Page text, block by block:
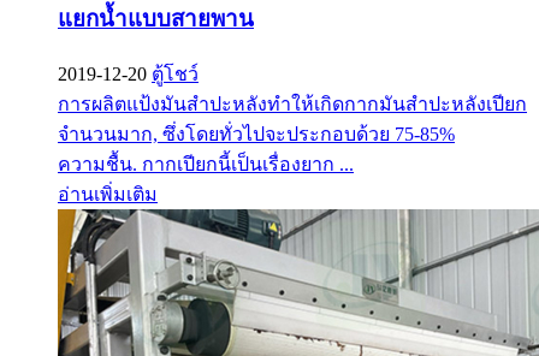
แยกน้ำแบบสายพาน
2019-12-20 ตู้โชว์
การผลิตแป้งมันสำปะหลังทำให้เกิดกากมันสำปะหลังเปียก
จำนวนมาก, ซึ่งโดยทั่วไปจะประกอบด้วย 75-85%
ความชื้น. กากเปียกนี้เป็นเรื่องยาก ...
อ่านเพิ่มเติม